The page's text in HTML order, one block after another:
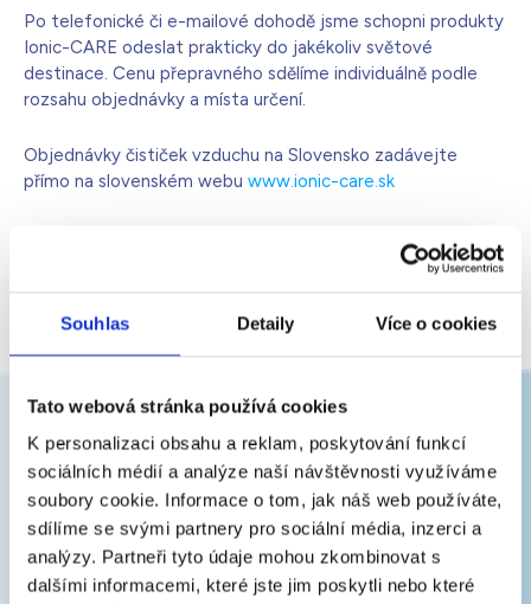
Souhlas Detaily Více o cookies
Tato webová stránka používá cookies
K personalizaci obsahu a reklam, poskytování funkcí
sociálních médií a analýze naší návštěvnosti využíváme
soubory cookie. Informace o tom, jak náš web používáte,
sdílíme se svými partnery pro sociální média, inzerci a
analýzy. Partneři tyto údaje mohou zkombinovat s
dalšími informacemi, které jste jim poskytli nebo které
Po telefonické či e-mailové dohodě jsme schopni produkty
Ionic-CARE odeslat prakticky do jakékoliv světové
destinace. Cenu přepravného sdělíme individuálně podle
rozsahu objednávky a místa určení.
Objednávky čističek vzduchu na Slovensko zadávejte
přímo na slovenském webu www.ionic-care.sk
Newsletter
Zajímá vás, jak mít doma čistý a zdravý vzduch?
Dejte nám e-mail a my vám řekneme, jak na to.
E-
mail
Černá 3 690
Skladem - doprava zdarma Dárek pro vás při zadání kódu